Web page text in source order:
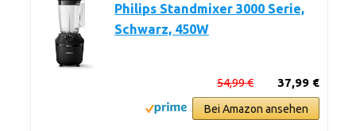
Philips Standmixer 3000 Serie,
Schwarz, 450W
37,99 €
54,99 €
Bei Amazon ansehen